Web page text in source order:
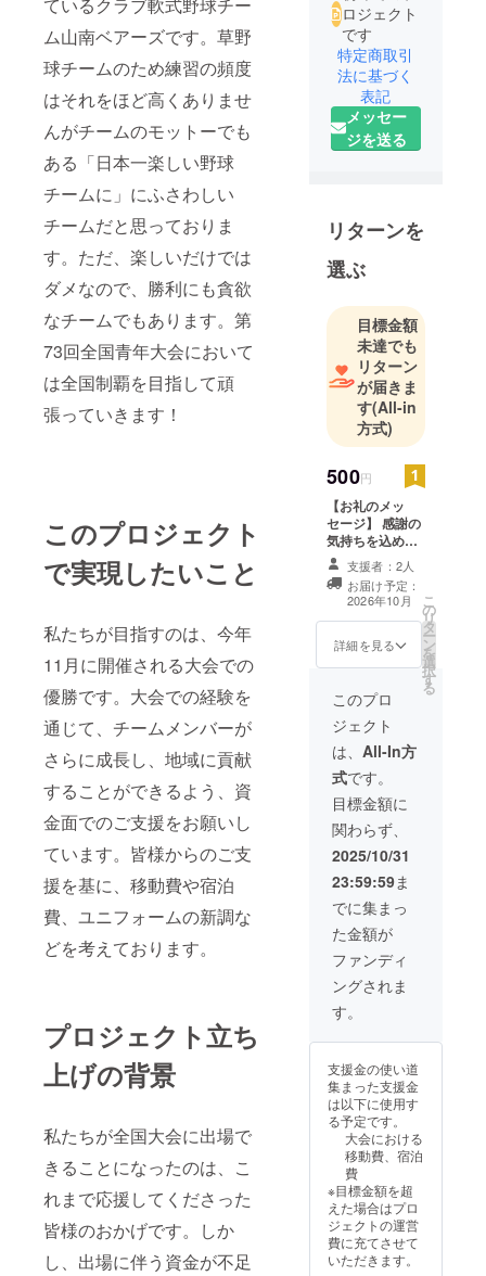
ているクラブ軟式野球チー
ム山南ベアーズです。草野
球チームのため練習の頻度
はそれをほど高くありませ
んがチームのモットーでも
ある「日本一楽しい野球
チームに」にふさわしい
チームだと思っておりま
す。ただ、楽しいだけでは
ダメなので、勝利にも貪欲
なチームでもあります。第
73回全国青年大会において
は全国制覇を目指して頑
張っていきます！
このプロジェクト
で実現したいこと
私たちが目指すのは、今年
11月に開催される大会での
優勝です。大会での経験を
通じて、チームメンバーが
さらに成長し、地域に貢献
することができるよう、資
金面でのご支援をお願いし
ています。皆様からのご支
援を基に、移動費や宿泊
費、ユニフォームの新調な
どを考えております。
プロジェクト立ち
上げの背景
私たちが全国大会に出場で
きることになったのは、こ
れまで応援してくださった
皆様のおかげです。しか
し、出場に伴う資金が不足
ロジェクト
です
特定商取引
法に基づく
表記
メッセー
ジを送る
リターンを
選ぶ
目標金額
未達でも
リターン
が届きま
す(All-in
方式)
500円
【お礼のメッ
セージ】 感謝の
気持ちを込め
て、お礼のメッ
セージをお送り
します。
支援者：2人
お届け予定：
2026年10月
詳細を見る
こ
の
リ
タ
ー
ン
を
選
択
す
る
このプロ
ジェクト
は、 All-In方
式です。
目標金額に
関わらず、
2025/10/31
23:59:59ま
でに集まっ
た金額が
ファンディ
ングされま
す。
支援金の使い道
集まった支援金
は以下に使用す
る予定です。
大会における
移動費、宿泊
費
※目標金額を超
えた場合はプロ
ジェクトの運営
費に充てさせて
いただきます。